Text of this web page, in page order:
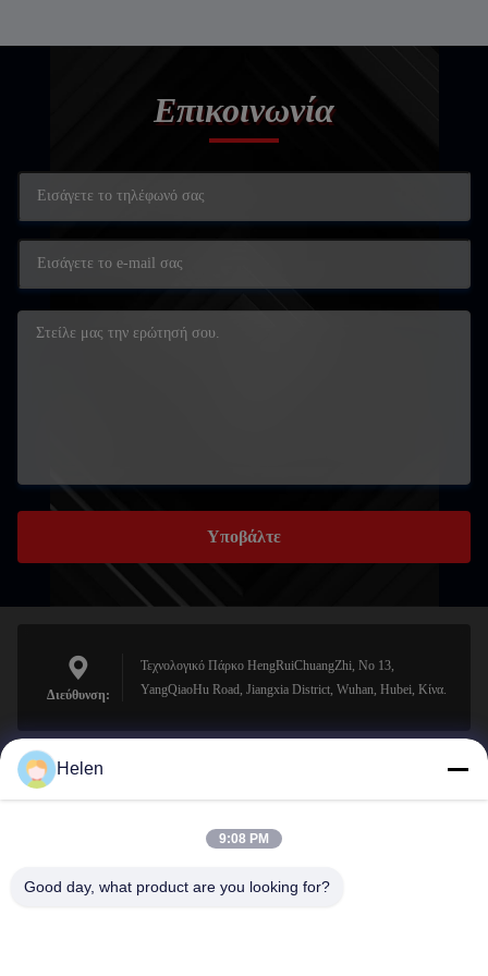
Επικοινωνία
Υποβάλτε
Διεύθυνση:
Τεχνολογικό Πάρκο HengRuiChuangZhi, No 13,
YangQiaoHu Road, Jiangxia District, Wuhan, Hubei, Κίνα.
sales@perfectlaser.net
Helen
9:08 PM
Good day, what product are you looking for?